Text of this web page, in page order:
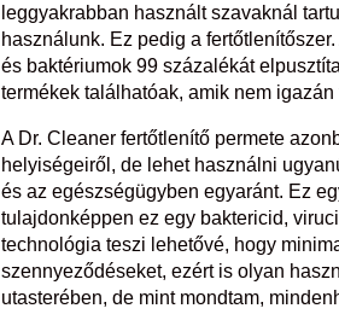
leggyakrabban használt szavaknál
használunk. Ez pedig a
és baktériumok 99 százalékát
termékek találhatóak, amik nem
A Dr. Cleaner fertőtlenítő permete
helyiségeiről, de lehet használni
és az egészségügyben egyaránt. Ez
tulajdonképpen ez egy baktericid,
technológia teszi lehetővé, hogy
szennyeződéseket, ezért is olyan
utasterében, de mint mondtam,